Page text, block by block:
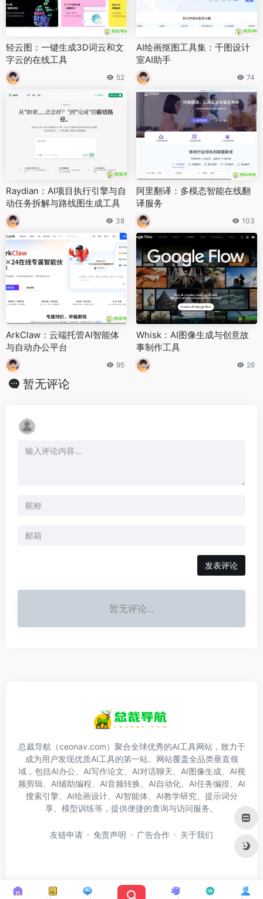
轻云图：一键生成3D词云和文
字云的在线工具
52
AI绘画抠图工具集：千图设计
室AI助手
74
Raydian：AI项目执行引擎与自
动任务拆解与路线图生成工具
38
阿里翻译：多模态智能在线翻
译服务
103
ArkClaw：云端托管AI智能体
与自动办公平台
95
Whisk：AI图像生成与创意故
事制作工具
26
暂无评论
发表评论
暂无评论...
总裁导航（ceonav.com）聚合全球优秀的AI工具网站，致力于
成为用户发现优质AI工具的第一站。网站覆盖全品类垂直领
域，包括AI办公、AI写作论文、AI对话聊天、AI图像生成、AI视
频剪辑、AI辅助编程、AI音频转换、AI自动化、AI任务编排、AI
搜索引擎、AI绘画设计、AI智能体、AI教学研究、提示词分
享、模型训练等，提供便捷的查询与访问服务。
友链申请 免责声明 广告合作 关于我们
Copyright © 2026